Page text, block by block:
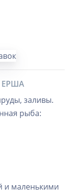
ЕРША
заливы.
рыба:
и маленькими